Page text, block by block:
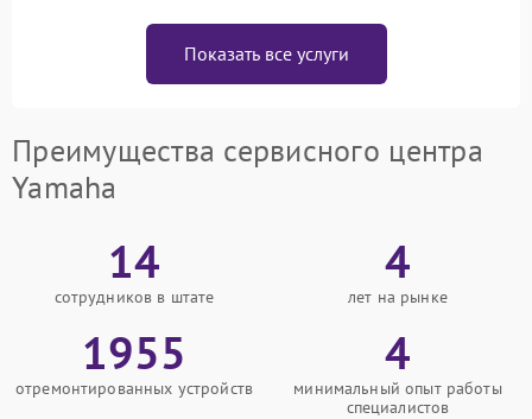
Показать все услуги
Преимущества сервисного центра
Yamaha
14
сотрудников в штате
4
лет на рынке
1955
отремонтированных устройств
4
минимальный опыт работы
специалистов